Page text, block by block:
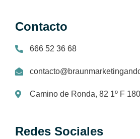
Contacto
666 52 36 68
Camino de Ronda, 82 1º F
Redes Sociales